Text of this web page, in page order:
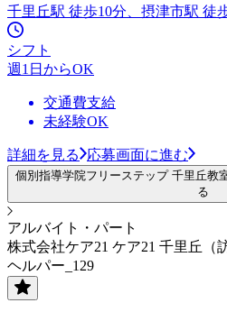
千里丘駅 徒歩10分、摂津市駅 徒
シフト
週1日からOK
交通費支給
未経験OK
詳細を見る 応募画面に進む
個別指導学院フリーステップ 千里丘教
る
アルバイト・パート
株式会社ケア21 ケア21 千里丘（
ヘルパー_129